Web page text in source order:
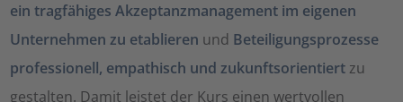
ein tragfähiges Akzeptanzmanagement im eigenen
Unternehmen zu etablieren und Beteiligungsprozesse
professionell, empathisch und zukunftsorientiert zu
gestalten. Damit leistet der Kurs einen wertvollen